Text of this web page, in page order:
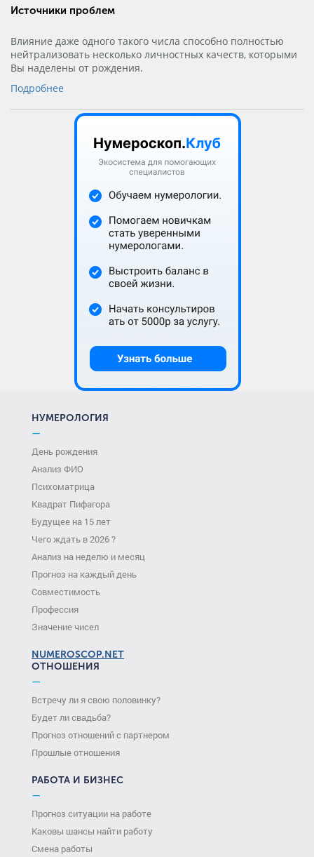
Источники проблем
Влияние даже одного такого числа способно полностью
нейтрализовать несколько личностных качеств, которыми
Вы наделены от рождения.
Подробнее
НУМЕРОЛОГИЯ
—
День рождения
Анализ ФИО
Психоматрица
Квадрат Пифагора
Будущее на 15 лет
Чего ждать в 2026 ?
Анализ на неделю и месяц
Прогноз на каждый день
Совместимость
Профессия
Значение чисел
NUMEROSCOP.NET
ОТНОШЕНИЯ
—
Встречу ли я свою половинку?
Будет ли свадьба?
Прогноз отношений с партнером
Прошлые отношения
РАБОТА И БИЗНЕС
—
Прогноз ситуации на работе
Каковы шансы найти работу
Смена работы